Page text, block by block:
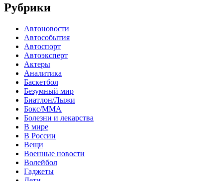
Рубрики
Автоновости
Автособытия
Автоспорт
Автоэксперт
Актеры
Аналитика
Баскетбол
Безумный мир
Биатлон/Лыжи
Бокс/MMA
Болезни и лекарства
В мире
В России
Вещи
Военные новости
Волейбол
Гаджеты